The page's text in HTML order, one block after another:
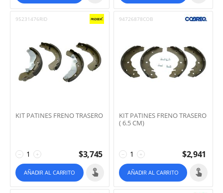
95231476RID
KIT PATINES FRENO TRASERO
+
− $3,745
AÑADIR AL CARRITO
94726878COB
KIT PATINES FRENO TRASERO
( 6.5 CM)
+
− $2,941
AÑADIR AL CARRITO